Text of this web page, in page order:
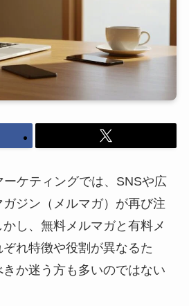
ケティングでは、SNSや広
ジン（メルマガ）が再び注
し、無料メルマガと有料メ
れ特徴や役割が異なるた
か迷う方も多いのではない